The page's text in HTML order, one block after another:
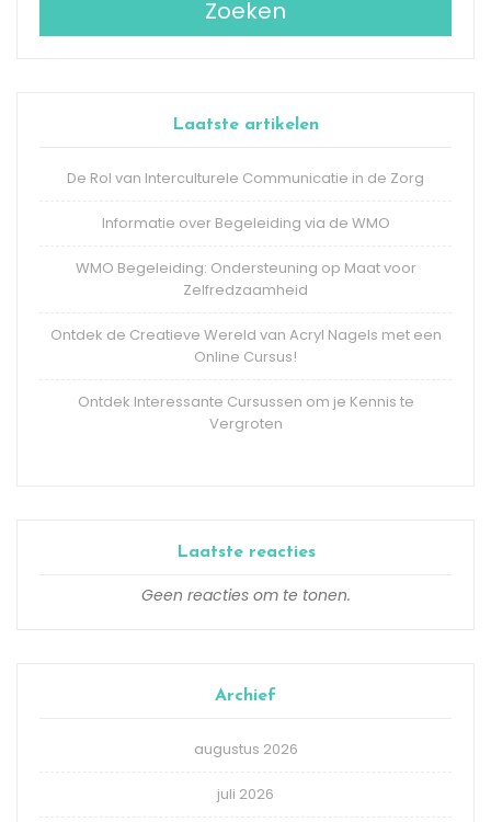
Zoeken
Laatste artikelen
De Rol van Interculturele Communicatie in de Zorg
Informatie over Begeleiding via de WMO
WMO Begeleiding: Ondersteuning op Maat voor
Zelfredzaamheid
Ontdek de Creatieve Wereld van Acryl Nagels met een
Online Cursus!
Ontdek Interessante Cursussen om je Kennis te
Vergroten
Laatste reacties
Geen reacties om te tonen.
Archief
augustus 2026
juli 2026